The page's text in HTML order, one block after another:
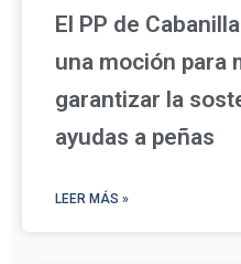
El PP de
una moción para
garantizar la
ayudas a peñas
LEER MÁS »